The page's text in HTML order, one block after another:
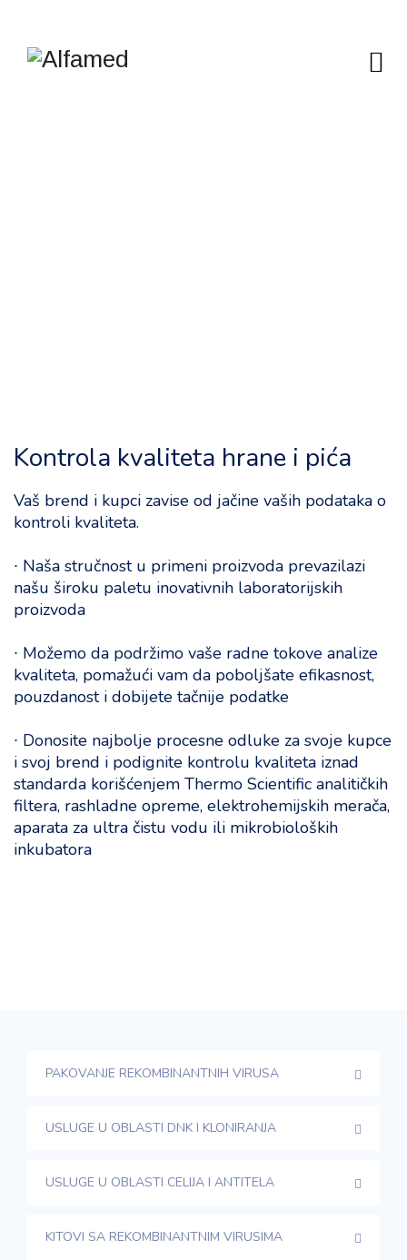
Kontrola kvaliteta hrane i pića
Vaš brend i kupci zavise od jačine vaših podataka o
kontroli kvaliteta.
∙ Naša stručnost u primeni proizvoda prevazilazi
našu široku paletu inovativnih laboratorijskih
proizvoda
∙ Možemo da podržimo vaše radne tokove analize
kvaliteta, pomažući vam da poboljšate efikasnost,
pouzdanost i dobijete tačnije podatke
∙ Donosite najbolje procesne odluke za svoje kupce
i svoj brend i podignite kontrolu kvaliteta iznad
standarda korišćenjem Thermo Scientific analitičkih
filtera, rashladne opreme, elektrohemijskih merača,
aparata za ultra čistu vodu ili mikrobioloških
inkubatora
PAKOVANJE REKOMBINANTNIH VIRUSA
USLUGE U OBLASTI DNK I KLONIRANJA
USLUGE U OBLASTI CELIJA I ANTITELA
KITOVI SA REKOMBINANTNIM VIRUSIMA